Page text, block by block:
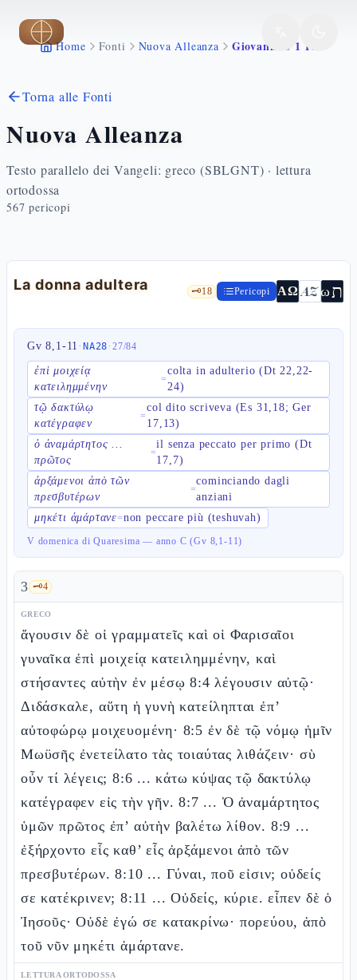
Vai al contenuto principale
Home Fonti Nuova Alleanza Giovanni 8 1 11
Torna alle Fonti
Nuova Alleanza
Testo parallelo dei Vangeli: greco (SBLGNT) · lettura
ortodossa
567 pericopi
La donna adultera 🗝️18 Pericopi ΑΩ AZωת
Gv 8,1-11 ·NA28·27/84
ἐπὶ μοιχείᾳ
κατειλημμένην
=
colta in adulterio (Dt 22,22-
24)
τῷ δακτύλῳ
κατέγραφεν
=
col dito scriveva (Es 31,18; Ger
17,13)
ὁ ἀναμάρτητος ...
πρῶτος
=
il senza peccato per primo (Dt
17,7)
ἀρξάμενοι ἀπὸ τῶν
πρεσβυτέρων
=
cominciando dagli
anziani
μηκέτι ἁμάρτανε=non peccare più (teshuvah)
V domenica di Quaresima — anno C (Gv 8,1-11)
3 🗝️4
GRECO
ἄγουσιν δὲ οἱ γραμματεῖς καὶ οἱ Φαρισαῖοι
γυναῖκα ἐπὶ μοιχείᾳ κατειλημμένην, καὶ
στήσαντες αὐτὴν ἐν μέσῳ 8:4 λέγουσιν αὐτῷ·
Διδάσκαλε, αὕτη ἡ γυνὴ κατείληπται ἐπ’
αὐτοφώρῳ μοιχευομένη· 8:5 ἐν δὲ τῷ νόμῳ ἡμῖν
Μωϋσῆς ἐνετείλατο τὰς τοιαύτας λιθάζειν· σὺ
οὖν τί λέγεις; 8:6 ... κάτω κύψας τῷ δακτύλῳ
κατέγραφεν εἰς τὴν γῆν. 8:7 ... Ὁ ἀναμάρτητος
ὑμῶν πρῶτος ἐπ’ αὐτὴν βαλέτω λίθον. 8:9 ...
ἐξήρχοντο εἷς καθ’ εἷς ἀρξάμενοι ἀπὸ τῶν
πρεσβυτέρων. 8:10 ... Γύναι, ποῦ εἰσιν; οὐδείς
σε κατέκρινεν; 8:11 ... Οὐδείς, κύριε. εἶπεν δὲ ὁ
Ἰησοῦς· Οὐδὲ ἐγώ σε κατακρίνω· πορεύου, ἀπὸ
τοῦ νῦν μηκέτι ἁμάρτανε.
LETTURA ORTODOSSA